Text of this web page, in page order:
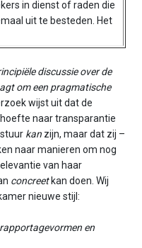
in dienst of raden die
uit te besteden. Het
discussie over de
om een pragmatische
wijst uit dat de
naar transparantie
kan zijn, maar dat zij –
naar manieren om nog
van haar
concreetkan doen. Wij
nieuwe stijl:
en